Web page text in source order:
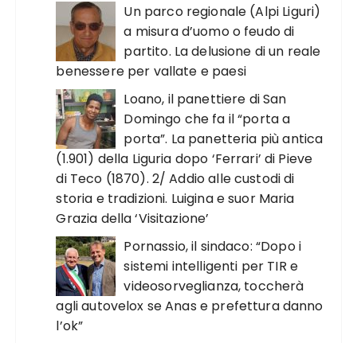
Un parco regionale (Alpi Liguri)
a misura d’uomo o feudo di
partito. La delusione di un reale
benessere per vallate e paesi
Loano, il panettiere di San
Domingo che fa il “porta a
porta”. La panetteria più antica
(1.901) della Liguria dopo ‘Ferrari’ di Pieve
di Teco (1870). 2/ Addio alle custodi di
storia e tradizioni. Luigina e suor Maria
Grazia della ‘Visitazione’
Pornassio, il sindaco: “Dopo i
sistemi intelligenti per TIR e
videosorveglianza, toccherà
agli autovelox se Anas e prefettura danno
l’ok”